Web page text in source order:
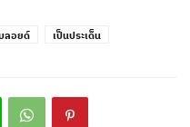
ลอยด์ เป็นประเด็น